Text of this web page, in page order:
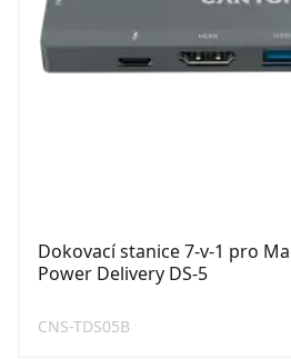
Dokovací stanice 7-v-1 pro
Power Delivery DS-5
CNS-TDS05B